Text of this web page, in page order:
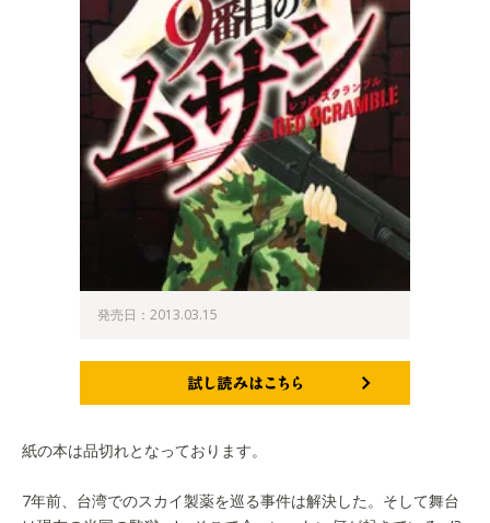
発売日：2013.03.15
紙の本は品切れとなっております。
7年前、台湾でのスカイ製薬を巡る事件は解決した。そして舞台